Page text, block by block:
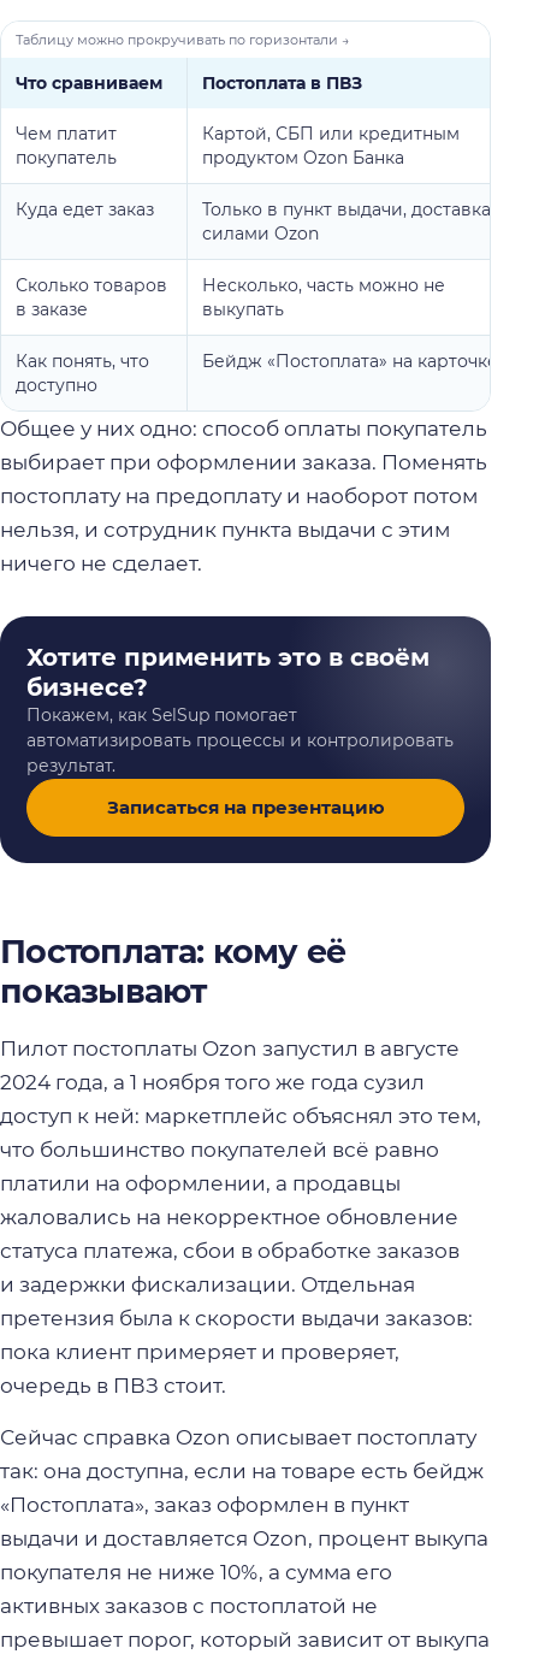
Что сравниваем Постоплата в ПВЗ
Чем платит
покупатель
Картой, СБП или кредитным
продуктом Ozon Банка
Куда едет заказ
Только в пункт выдачи, доставка
силами Ozon
Сколько товаров
в заказе
Несколько, часть можно не
выкупать
Как понять, что
доступно
Бейдж «Постоплата» на карточке
Общее у них одно: способ оплаты покупатель
выбирает при оформлении заказа. Поменять
постоплату на предоплату и наоборот потом
нельзя, и сотрудник пункта выдачи с этим
ничего не сделает.
Хотите применить это в своём
бизнесе?
Покажем, как SelSup помогает
автоматизировать процессы и контролировать
результат.
Записаться на презентацию
Постоплата: кому её
показывают
Пилот постоплаты Ozon запустил в августе
2024 года, а 1 ноября того же года сузил
доступ к ней: маркетплейс объяснял это тем,
что большинство покупателей всё равно
платили на оформлении, а продавцы
жаловались на некорректное обновление
статуса платежа, сбои в обработке заказов
и задержки фискализации. Отдельная
претензия была к скорости выдачи заказов:
пока клиент примеряет и проверяет,
очередь в ПВЗ стоит.
Сейчас справка Ozon описывает постоплату
так: она доступна, если на товаре есть бейдж
«Постоплата», заказ оформлен в пункт
выдачи и доставляется Ozon, процент выкупа
покупателя не ниже 10%, а сумма его
активных заказов с постоплатой не
превышает порог, который зависит от выкупа